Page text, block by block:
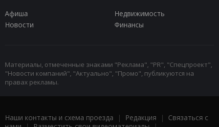
Афиша
Недвижимость
Новости
Финансы
Материалы, отмеченные знаками "Реклама", "PR", "Спецпроект",
"Новости компаний", "Актуально", "Промо", публикуются на
правах рекламы.
Наши контакты и схема проезда | Редакция | Связаться с